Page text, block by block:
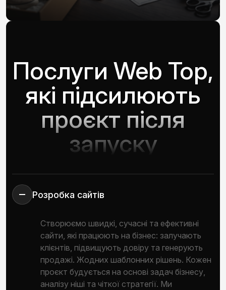
Послуги Web Top,
які підсилюють
проєкт після
запуску
Розробка сайтів
Створюємо швидкі, сучасні та ефективні
сайти, які працюють на бізнес: залучають
клієнтів, підвищують довіру та генерують
продажі. Жодних шаблонних рішень. Кожен
проєкт будується на основі задач бізнесу,
аналізу ніші та чіткої стратегії. Ми